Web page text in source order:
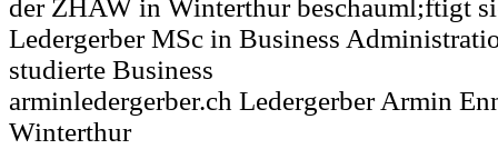
der ZHAW in Winterthur beschauml;ftigt
Ledergerber MSc in Business
studierte Business
arminledergerber.ch Ledergerber Armin
Winterthur